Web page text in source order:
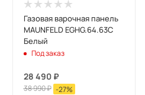
Газовая варочная панель
MAUNFELD EGHG.64.63C
Белый
Под заказ
28 490₽
38 990₽ -27%